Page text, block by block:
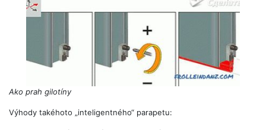
Ako prah gilotíny
Výhody takéhoto „inteligentného“ parapetu: